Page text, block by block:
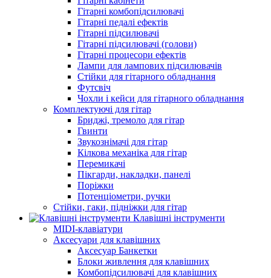
Гітарні комбопідсилювачі
Гітарні педалі ефектів
Гітарні підсилювачі
Гітарні підсилювачі (голови)
Гітарні процесори ефектів
Лампи для лампових підсилювачів
Стійки для гітарного обладнання
Футсвіч
Чохли і кейси для гітарного обладнання
Комплектуючі для гітар
Бриджі, тремоло для гітар
Гвинти
Звукознімачі для гітар
Кілкова механіка для гітар
Перемикачі
Пікгарди, накладки, панелі
Поріжки
Потенціометри, ручки
Стійки, гаки, підніжки для гітар
Клавішні інструменти
MIDI-клавіатури
Аксесуари для клавішних
Аксесуар Банкетки
Блоки живлення для клавішних
Комбопідсилювачі для клавішних